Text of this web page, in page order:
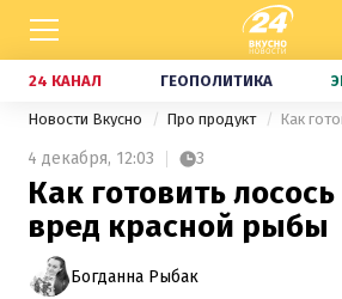
24 КАНАЛ ГЕОПОЛИТИКА
Новости Вкусно Про продукт
4 декабря, 12:03 3
Как готовить
вред красной рыбы
Богданна Рыбак